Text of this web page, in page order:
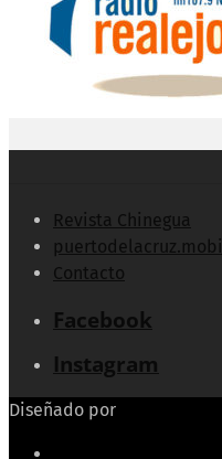
Revista Chinegua
puertodelacruz.mobi
Contacto
Facebook
Instagram
Diseñado por